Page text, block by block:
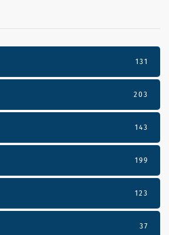
131
203
143
199
123
37